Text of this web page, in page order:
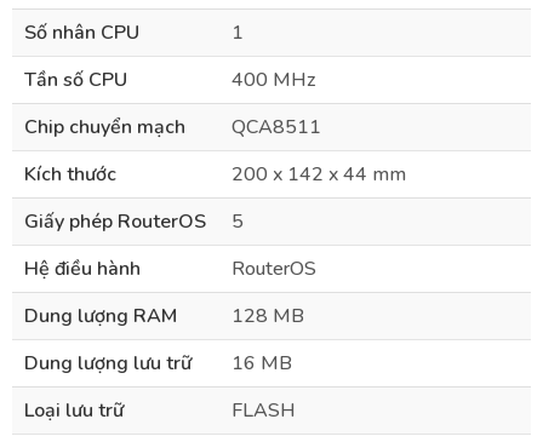
Số nhân CPU
1
Tần số CPU
400 MHz
Chip chuyển mạch
QCA8511
Kích thước
200 x 142 x 44 mm
Giấy phép RouterOS
5
Hệ điều hành
RouterOS
Dung lượng RAM
128 MB
Dung lượng lưu trữ
16 MB
Loại lưu trữ
FLASH